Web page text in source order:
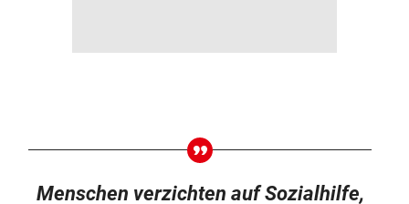
Menschen verzichten auf Sozialhilfe,